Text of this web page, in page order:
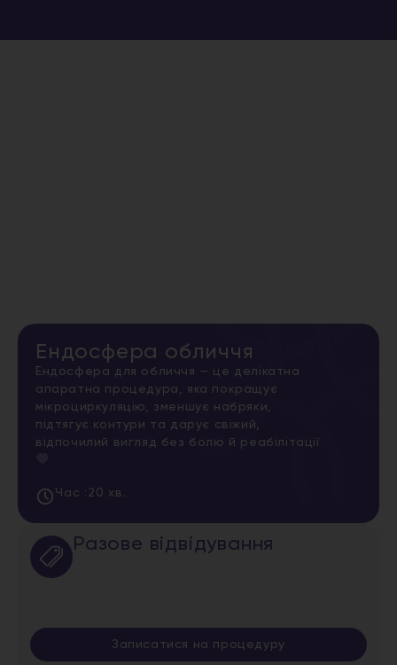
Ендосфера обличчя
Ендосфера для обличчя — це делікатна
апаратна процедура, яка покращує
мікроциркуляцію, зменшує набряки,
підтягує контури та дарує свіжий,
відпочилий вигляд без болю й реабілітації
Час : 20 хв.
Разове відвідування
Записатися на процедуру